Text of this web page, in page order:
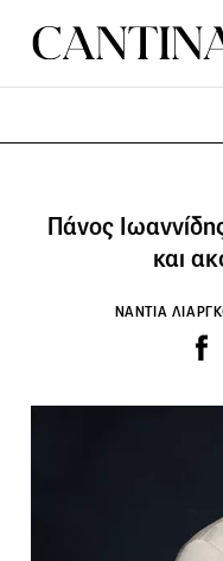
Πάνος
και
ΝΑΝΤΙΑ